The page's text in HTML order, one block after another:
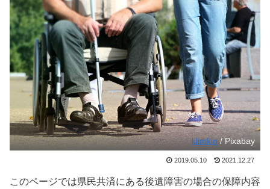
klimkin/ Pixabay
2019.05.10 2021.12.27
このページでは県民共済にある後遺障害の場合の保障内容